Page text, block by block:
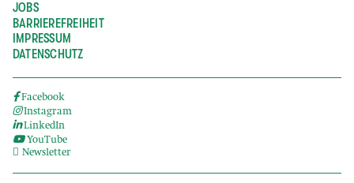
JOBS
BARRIEREFREIHEIT
IMPRESSUM
DATENSCHUTZ
Facebook
Instagram
LinkedIn
YouTube
Newsletter